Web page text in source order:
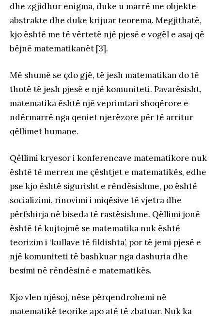
dhe zgjidhur enigma, duke u marrë me objekte
abstrakte dhe duke krijuar teorema. Megjithatë,
kjo është me të vërtetë një pjesë e vogël e asaj që
bëjnë matematikanët [3].
Më shumë se çdo gjë, të jesh matematikan do të
thotë të jesh pjesë e një komuniteti. Pavarësisht,
matematika është një veprimtari shoqërore e
ndërmarrë nga qeniet njerëzore për të arritur
qëllimet humane.
Qëllimi kryesor i konferencave matematikore nuk
është të merren me çështjet e matematikës, edhe
pse kjo është sigurisht e rëndësishme, po është
socializimi, rinovimi i miqësive të vjetra dhe
përfshirja në biseda të rastësishme. Qëllimi jonë
është të kujtojmë se matematika nuk është
teorizim i ‘kullave të fildishta’, por të jemi pjesë e
një komuniteti të bashkuar nga dashuria dhe
besimi në rëndësinë e matematikës.
Kjo vlen njësoj, nëse përqendrohemi në
matematikë teorike apo atë të zbatuar. Nuk ka